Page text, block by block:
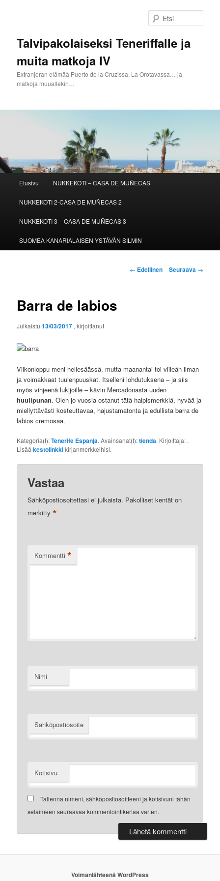
Talvipakolaiseksi Teneriffalle ja
muita matkoja IV
Extranjeran elämää Puerto de la Cruzissa, La Orotavassa… ja
matkoja muuallekin…
Etusivu NUKKEKOTI – CASA DE MUÑECAS
NUKKEKOTI 2-CASA DE MUÑECAS 2
NUKKEKOTI 3 – CASA DE MUÑECAS 3
SUOMEA KANARIALAISEN YSTÄVÄN SILMIN
Artikkelien
← Edellinen Seuraava →
Barra de labios
Julkaistu13/03/2017 , kirjoittanut
Viikonloppu meni hellesäässä, mutta maanantai toi viileän ilman
ja voimakkaat tuulenpuuskat. Itselleni lohdutuksena – ja siis
myös vihjeenä lukijoille – kävin Mercadonasta uuden
huulipunan. Olen jo vuosia ostanut tätä halpismerkkiä, hyvää ja
miellyttävästi kosteuttavaa, hajustamatonta ja edullista barra de
labios cremosaa.
Kategoria(t):Tenerife Espanja. Avainsanat(t):tienda. Kirjoittaja: .
Lisääkestolinkkikirjanmerkkeihisi.
Vastaa
Sähköpostiosoitettasi ei julkaista. Pakolliset kentät on
merkitty*
Kommentti *
Nimi
Sähköpostiosoite
Kotisivu
Tallenna nimeni, sähköpostiosoitteeni ja kotisivuni tähän
selaimeen seuraavaa kommentointikertaa varten.
Voimanlähteenä WordPress